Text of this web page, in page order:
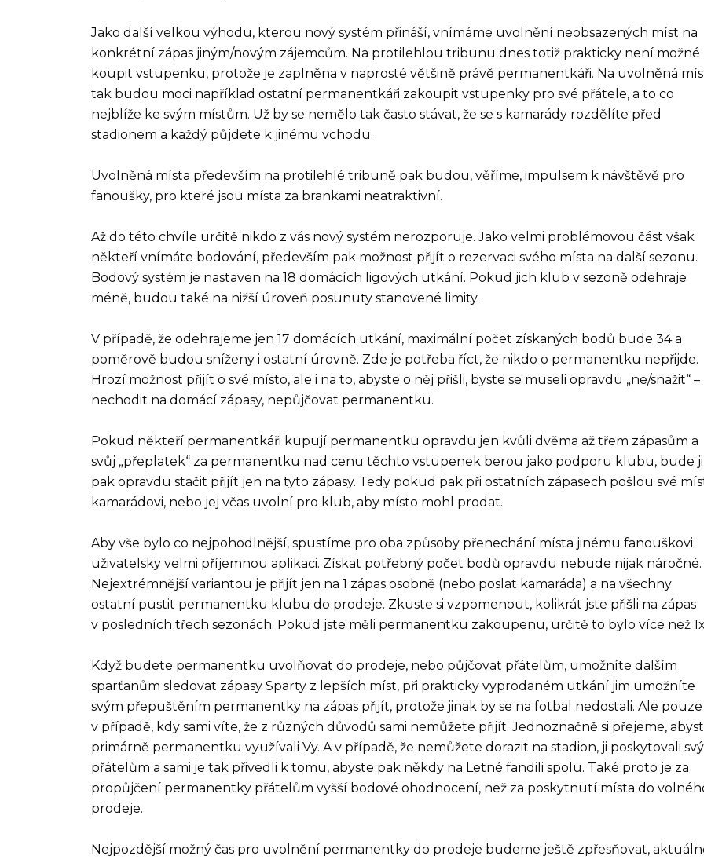
Jako další velkou výhodu, kterou nový systém přináší, vnímáme uvolnění neobsazených míst na
konkrétní zápas jiným/novým zájemcům. Na protilehlou tribunu dnes totiž prakticky není možné
koupit vstupenku, protože je zaplněna v naprosté většině právě permanentkáři. Na uvolněná
tak budou moci například ostatní permanentkáři zakoupit vstupenky pro své přátele, a to co
nejblíže ke svým místům. Už by se nemělo tak často stávat, že se s kamarády rozdělíte před
stadionem a každý půjdete k jinému vchodu.
Uvolněná místa především na protilehlé tribuně pak budou, věříme, impulsem k návštěvě pro
fanoušky, pro které jsou místa za brankami neatraktivní.
Až do této chvíle určitě nikdo z vás nový systém nerozporuje. Jako velmi problémovou část však
někteří vnímáte bodování, především pak možnost přijít o rezervaci svého místa na další sezonu.
Bodový systém je nastaven na 18 domácích ligových utkání. Pokud jich klub v sezoně odehraje
méně, budou také na nižší úroveň posunuty stanovené limity.
V případě, že odehrajeme jen 17 domácích utkání, maximální počet získaných bodů bude 34 a
poměrově budou sníženy i ostatní úrovně. Zde je potřeba říct, že nikdo o permanentku nepřijde.
Hrozí možnost přijít o své místo, ale i na to, abyste o něj přišli, byste se museli opravdu „ne/snažit“ –
nechodit na domácí zápasy, nepůjčovat permanentku.
Pokud někteří permanentkáři kupují permanentku opravdu jen kvůli dvěma až třem zápasům a
svůj „přeplatek“ za permanentku nad cenu těchto vstupenek berou jako podporu klubu, bude
pak opravdu stačit přijít jen na tyto zápasy. Tedy pokud pak při ostatních zápasech pošlou své
kamarádovi, nebo jej včas uvolní pro klub, aby místo mohl prodat.
Aby vše bylo co nejpohodlnější, spustíme pro oba způsoby přenechání místa jinému fanouškovi
uživatelsky velmi příjemnou aplikaci. Získat potřebný počet bodů opravdu nebude nijak náročné.
Nejextrémnější variantou je přijít jen na 1 zápas osobně (nebo poslat kamaráda) a na všechny
ostatní pustit permanentku klubu do prodeje. Zkuste si vzpomenout, kolikrát jste přišli na zápas
v posledních třech sezonách. Pokud jste měli permanentku zakoupenu, určitě to bylo více než
Když budete permanentku uvolňovat do prodeje, nebo půjčovat přátelům, umožníte dalším
sparťanům sledovat zápasy Sparty z lepších míst, při prakticky vyprodaném utkání jim umožníte
svým přepuštěním permanentky na zápas přijít, protože jinak by se na fotbal nedostali. Ale pouze
v případě, kdy sami víte, že z různých důvodů sami nemůžete přijít. Jednoznačně si přejeme,
primárně permanentku využívali Vy. A v případě, že nemůžete dorazit na stadion, ji poskytovali
přátelům a sami je tak přivedli k tomu, abyste pak někdy na Letné fandili spolu. Také proto je za
propůjčení permanentky přátelům vyšší bodové ohodnocení, než za poskytnutí místa do
prodeje.
Nejpozdější možný čas pro uvolnění permanentky do prodeje budeme ještě zpřesňovat,